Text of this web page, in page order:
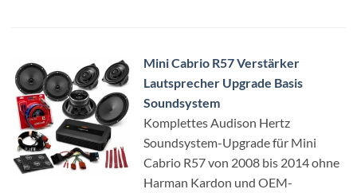
Mini Cabrio R57 Verstärker
Lautsprecher Upgrade Basis
Soundsystem
Komplettes Audison Hertz
Soundsystem-Upgrade für Mini
Cabrio R57 von 2008 bis 2014 ohne
Harman Kardon und OEM-